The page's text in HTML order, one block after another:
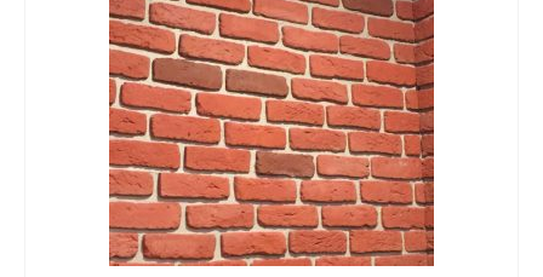
Doğal Taş
Mezar Bakım
Bahçe Bakım
İletişim